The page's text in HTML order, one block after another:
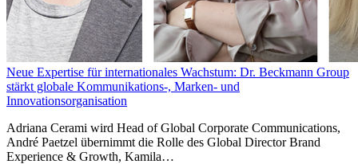
Neue Expertise für internationales Wachstum: Dr. Beckmann Group
stärkt globale Kommunikations-, Marken- und
Innovationsorganisation
Adriana Cerami wird Head of Global Corporate Communications,
André Paetzel übernimmt die Rolle des Global Director Brand
Experience & Growth, Kamila…